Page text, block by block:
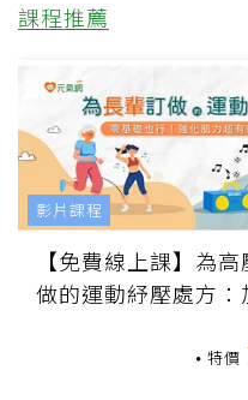
課程推薦
【免費線上課】為
做的運動紓壓處方：
特價
影片課程